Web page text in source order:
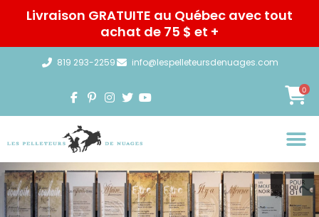
Livraison GRATUITE au Québec avec tout
achat de 75 $ et +
819 293-2259 info@lespelleteursdenuages.com
0